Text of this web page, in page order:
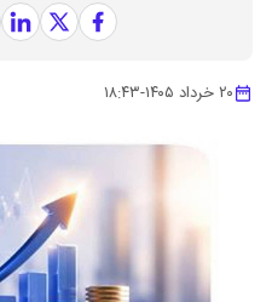
۲۰ خرداد ۱۴۰۵ -۱۸:۴۳